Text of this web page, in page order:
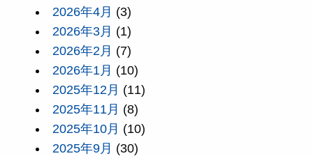
2026年4月 (3)
2026年3月 (1)
2026年2月 (7)
2026年1月 (10)
2025年12月 (11)
2025年11月 (8)
2025年10月 (10)
2025年9月 (30)